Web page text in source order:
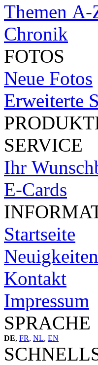
Themen A-
Chronik
FOTOS
Neue Fotos
Erweiterte
SERVICE
Ihr
E-Cards
Startseite
Neuigkeiten
Kontakt
Impressum
SPRACHE
DE, FR, NL, EN